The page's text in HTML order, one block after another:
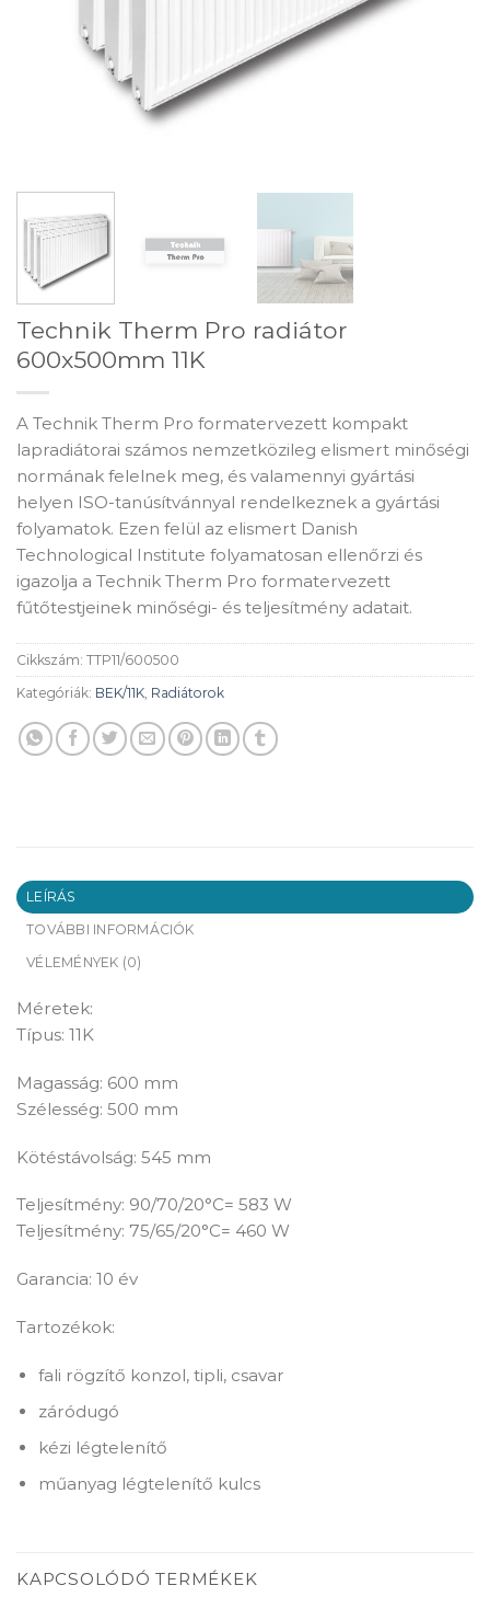
Technik Therm Pro radiátor
600x500mm 11K
A Technik Therm Pro formatervezett kompakt
lapradiátorai számos nemzetközileg elismert minőségi
normának felelnek meg, és valamennyi gyártási
helyen ISO-tanúsítvánnyal rendelkeznek a gyártási
folyamatok. Ezen felül az elismert Danish
Technological Institute folyamatosan ellenőrzi és
igazolja a Technik Therm Pro formatervezett
fűtőtestjeinek minőségi- és teljesítmény adatait.
Cikkszám: TTP11/600500
Kategóriák: BEK/11K Radiátorok
LEÍRÁS
TOVÁBBI INFORMÁCIÓK
VÉLEMÉNYEK (0)
Méretek:
Típus: 11K
Magasság: 600 mm
Szélesség: 500 mm
Kötéstávolság: 545 mm
Teljesítmény: 90/70/20°C= 583 W
Teljesítmény: 75/65/20°C= 460 W
Garancia: 10 év
Tartozékok:
fali rögzítő konzol, tipli, csavar
záródugó
kézi légtelenítő
műanyag légtelenítő kulcs
KAPCSOLÓDÓ TERMÉKEK